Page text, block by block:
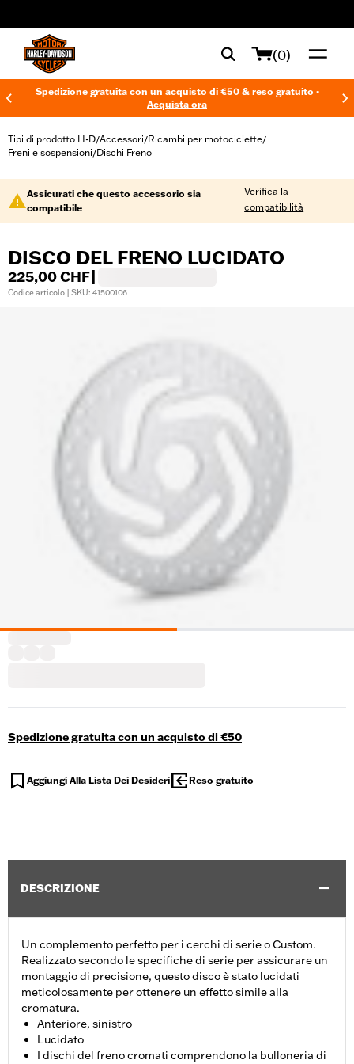
(0)
Spedizione gratuita con un acquisto di €50 & reso gratuito -
Acquista ora
Tipi di prodotto H-D/Accessori/Ricambi per motociclette/
Freni e sospensioni/Dischi Freno
Assicurati che questo accessorio sia
compatibile
Verifica la
compatibilità
DISCO DEL FRENO LUCIDATO
225,00 CHF
Codice articolo | SKU: 41500106
Spedizione gratuita con un acquisto di €50
Aggiungi Alla Lista Dei Desideri Reso gratuito
DESCRIZIONE
Un complemento perfetto per i cerchi di serie o Custom.
Realizzato secondo le specifiche di serie per assicurare un
montaggio di precisione, questo disco è stato lucidati
meticolosamente per ottenere un effetto simile alla
cromatura.
Anteriore, sinistro
Lucidato
I dischi del freno cromati comprendono la bulloneria di